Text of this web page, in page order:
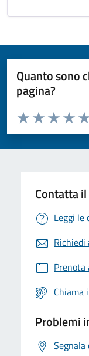
Quanto sono
pagina?
Valuta da 1 a 5 stelle
Valuta 3
Valuta 2
Valuta 1 stelle su
Contatta
Leggi le
Richiedi
Chiama
Problemi